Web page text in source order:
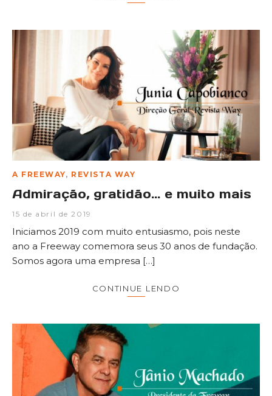
A FREEWAY, REVISTA WAY
Admiração, gratidão… e muito mais
15 de abril de 2019
Iniciamos 2019 com muito entusiasmo, pois neste
ano a Freeway comemora seus 30 anos de fundação.
Somos agora uma empresa […]
CONTINUE LENDO